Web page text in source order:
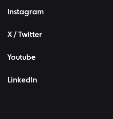
Instagram
X / Twitter
Youtube
LinkedIn